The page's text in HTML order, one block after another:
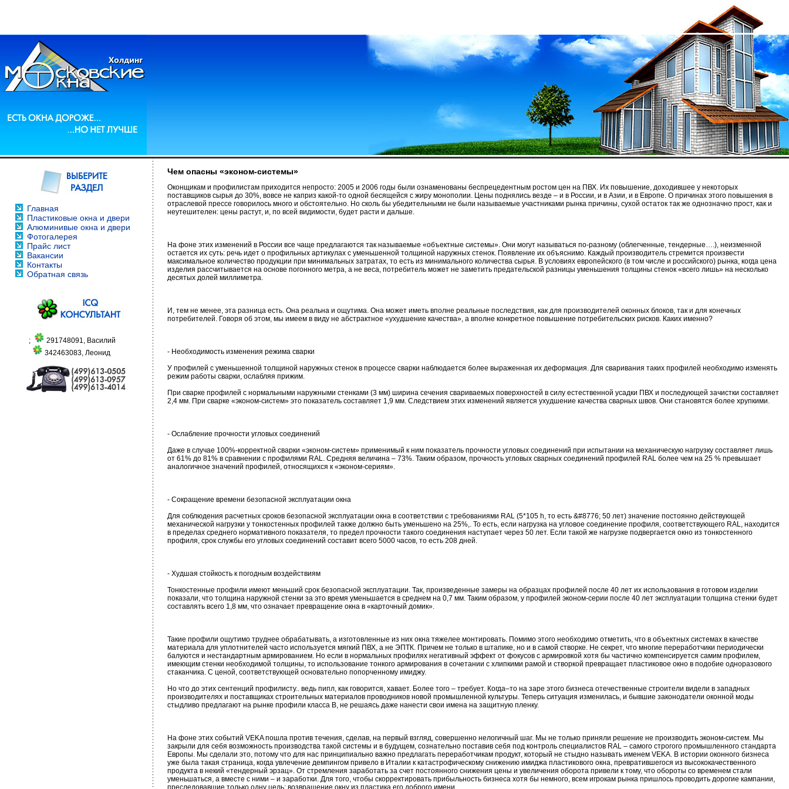
Главная
Пластиковые окна и двери
Алюминивые окна и двери
Фотогалерея
Прайс лист
Вакансии
Контакты
Обратная связь
;
291748091, Василий
342463083, Леонид
Чем опасны «эконом-системы»
Оконщикам и профилистам приходится непросто: 2005 и 2006 годы были ознаменованы беспрецедентным ростом цен на ПВХ. Их повышение, доходившее у некоторых
поставщиков сырья до 30%, вовсе не каприз какой-то одной бесящейся с жиру монополии. Цены поднялись везде – и в России, и в Азии, и в Европе. О причинах этого повышения в
отраслевой прессе говорилось много и обстоятельно. Но сколь бы убедительными не были называемые участниками рынка причины, сухой остаток так же однозначно прост, как и
неутешителен: цены растут, и, по всей видимости, будет расти и дальше.
На фоне этих изменений в России все чаще предлагаются так называемые «объектные системы». Они могут называться по-разному (облегченные, тендерные….), неизменной
остается их суть: речь идет о профильных артикулах с уменьшенной толщиной наружных стенок. Появление их объяснимо. Каждый производитель стремится произвести
максимальное количество продукции при минимальных затратах, то есть из минимального количества сырья. В условиях европейского (в том числе и российского) рынка, когда цена
изделия рассчитывается на основе погонного метра, а не веса, потребитель может не заметить предательской разницы уменьшения толщины стенок «всего лишь» на несколько
десятых долей миллиметра.
И, тем не менее, эта разница есть. Она реальна и ощутима. Она может иметь вполне реальные последствия, как для производителей оконных блоков, так и для конечных
потребителей. Говоря об этом, мы имеем в виду не абстрактное «ухудшение качества», а вполне конкретное повышение потребительских рисков. Каких именно?
- Необходимость изменения режима сварки
У профилей с уменьшенной толщиной наружных стенок в процессе сварки наблюдается более выраженная их деформация. Для сваривания таких профилей необходимо изменять
режим работы сварки, ослабляя прижим.
При сварке профилей с нормальными наружными стенками (3 мм) ширина сечения свариваемых поверхностей в силу естественной усадки ПВХ и последующей зачистки составляет
2,4 мм. При сварке «эконом-систем» это показатель составляет 1,9 мм. Следствием этих изменений является ухудшение качества сварных швов. Они становятся более хрупкими.
- Ослабление прочности угловых соединений
Даже в случае 100%-корректной сварки «эконом-систем» применимый к ним показатель прочности угловых соединений при испытании на механическую нагрузку составляет лишь
от 61% до 81% в сравнении с профилями RAL. Средняя величина – 73%. Таким образом, прочность угловых сварных соединений профилей RAL более чем на 25 % превышает
аналогичное значений профилей, относящихся к «эконом-сериям».
- Сокращение времени безопасной эксплуатации окна
Для соблюдения расчетных сроков безопасной эксплуатации окна в соответствии с требованиями RAL (5*105 h, то есть &#8776; 50 лет) значение постоянно действующей
механической нагрузки у тонкостенных профилей также должно быть уменьшено на 25%,. То есть, если нагрузка на угловое соединение профиля, соответствующего RAL, находится
в пределах среднего нормативного показателя, то предел прочности такого соединения наступает через 50 лет. Если такой же нагрузке подвергается окно из тонкостенного
профиля, срок службы его угловых соединений составит всего 5000 часов, то есть 208 дней.
- Худшая стойкость к погодным воздействиям
Тонкостенные профили имеют меньший срок безопасной эксплуатации. Так, произведенные замеры на образцах профилей после 40 лет их использования в готовом изделии
показали, что толщина наружной стенки за это время уменьшается в среднем на 0,7 мм. Таким образом, у профилей эконом-серии после 40 лет эксплуатации толщина стенки будет
составлять всего 1,8 мм, что означает превращение окна в «карточный домик».
Такие профили ощутимо труднее обрабатывать, а изготовленные из них окна тяжелее монтировать. Помимо этого необходимо отметить, что в объектных системах в качестве
материала для уплотнителей часто используется мягкий ПВХ, а не ЭПТК. Причем не только в штапике, но и в самой створке. Не секрет, что многие переработчики периодически
балуются и нестандартным армированием. Но если в нормальных профилях негативный эффект от фокусов с армировкой хотя бы частично компенсируется самим профилем,
имеющим стенки необходимой толщины, то использование тонкого армирования в сочетании с хлипкими рамой и створкой превращает пластиковое окно в подобие одноразового
стаканчика. С ценой, соответствующей основательно попорченному имиджу.
Но что до этих сентенций профилисту.. ведь пипл, как говорится, хавает. Более того – требует. Когда–то на заре этого бизнеса отечественные строители видели в западных
производителях и поставщиках строительных материалов проводников новой промышленной культуры. Теперь ситуация изменилась, и бывшие законодатели оконной моды
стыдливо предлагают на рынке профили класса B, не решаясь даже нанести свои имена на защитную пленку.
На фоне этих событий VEKA пошла против течения, сделав, на первый взгляд, совершенно нелогичный шаг. Мы не только приняли решение не производить эконом-систем. Мы
закрыли для себя возможность производства такой системы и в будущем, сознательно поставив себя под контроль специалистов RAL – самого строгого промышленного стандарта
Европы. Мы сделали это, потому что для нас принципиально важно предлагать переработчикам продукт, который не стыдно называть именем VEKA. В истории оконного бизнеса
уже была такая страница, когда увлечение демпингом привело в Италии к катастрофическому снижению имиджа пластикового окна, превратившегося из высококачественного
продукта в некий «тендерный эрзац». От стремления заработать за счет постоянного снижения цены и увеличения оборота привели к тому, что обороты со временем стали
уменьшаться, а вместе с ними – и заработки. Для того, чтобы скорректировать прибыльность бизнеса хотя бы немного, всем игрокам рынка пришлось проводить дорогие кампании,